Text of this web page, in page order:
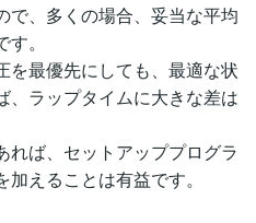
で、多くの場合、妥当な平均
。
を最優先にしても、最適な状
、ラップタイムに大きな差は
れば、セットアッププログラ
えることは有益です。